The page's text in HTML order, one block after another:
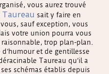
vous aurez trouvé
Taureau sait y faire en
sauf exception, vous
votre union pourra vous
trop plan-plan.
d’humour et de gentillesse
Taureau qu’il a
schémas établis depuis